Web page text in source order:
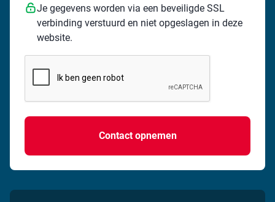
Je gegevens worden via een beveiligde SSL
verbinding verstuurd en niet opgeslagen in deze
website.